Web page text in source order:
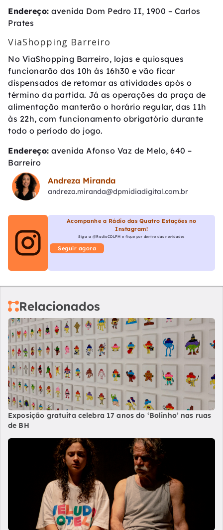
Endereço: avenida Dom Pedro II, 1900 – Carlos
Prates
ViaShopping Barreiro
No ViaShopping Barreiro, lojas e quiosques
funcionarão das 10h às 16h30 e vão ficar
dispensados de retomar as atividades após o
término da partida. Já as operações da praça de
alimentação manterão o horário regular, das 11h
às 22h, com funcionamento obrigatório durante
todo o período do jogo.
Endereço: avenida Afonso Vaz de Melo, 640 –
Barreiro
Andreza Miranda
andreza.miranda@dpmidiadigital.com.br
Acompanhe a Rádio das Quatro Estações no
Instagram!
Siga a @RadioCDLFM e fique por dentro das novidades
Seguir agora
Relacionados
Exposição gratuita celebra 17 anos do ‘Bolinho’ nas ruas
de BH